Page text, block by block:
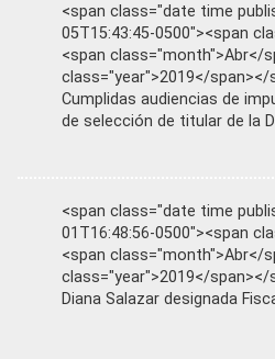
<span class="date time
05T15:43:45-0500"><span
<span class="month">Abr</
class="year">2019</span></
Cumplidas audiencias de
de selección de titular de la
<span class="date time
01T16:48:56-0500"><span
<span class="month">Abr</
class="year">2019</span></
Diana Salazar designada